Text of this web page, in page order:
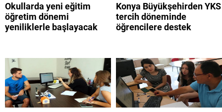
Okullarda yeni eğitim
öğretim dönemi
yeniliklerle başlayacak
Konya Büyükşehirden YKS
tercih döneminde
öğrencilere destek